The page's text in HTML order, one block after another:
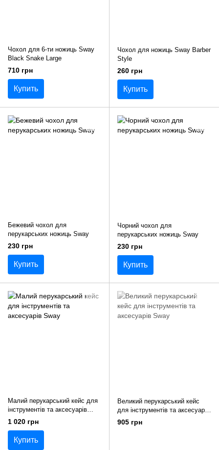
Чохол для 6-ти ножиць Sway
Black Snake Large
710 грн
Купить
Чохол для ножиць Sway Barber
Style
260 грн
Купить
Бежевий чохол для
перукарських ножиць Sway
230 грн
Купить
Чорний чохол для
перукарських ножиць Sway
230 грн
Купить
Малий перукарський кейс для
інструментів та аксесуарів
Sway
1 020 грн
Купить
Великий перукарський кейс
для інструментів та аксесуарів
Sway
905 грн